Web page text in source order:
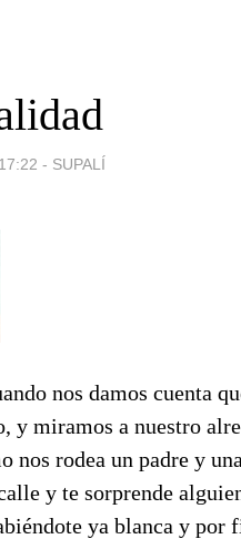
- SUPALÍ
nos damos cuenta
y miramos a nuestro
nos rodea un padre y
y te sorprende
ya blanca y por